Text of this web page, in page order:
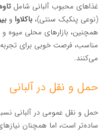
غذاهای محبوب آلبانی شامل
(نوعی پنکیک سنتی)،باکلاوا و
همچنین، بازارهای محلی میوه
مناسب، فرصت خوبی برای
می‌کنند.
حمل و نقل در آلبانی
حمل و نقل عمومی در آلبانی
ساده‌تر است، اما همچنان